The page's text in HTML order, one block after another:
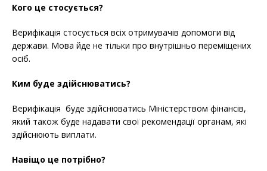
Кого це стосується?
Верифікація стосується всіх отримувачів допомоги від
держави. Мова йде не тільки про внутрішньо переміщених
осіб.
Ким буде здійснюватись?
Верифікація буде здійснюватись Міністерством фінансів,
який також буде надавати свої рекомендації органам, які
здійснюють виплати.
Навіщо це потрібно?